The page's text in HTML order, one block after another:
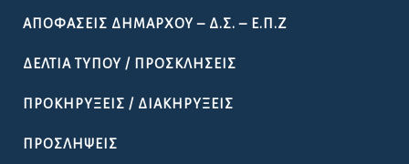
ΑΠΟΦΆΣΕΙΣ ΔΗΜΆΡΧΟΥ – Δ.Σ. – Ε.Π.Ζ
ΔΕΛΤΊΑ ΤΎΠΟΥ / ΠΡΟΣΚΛΉΣΕΙΣ
ΠΡΟΚΗΡΎΞΕΙΣ / ΔΙΑΚΗΡΎΞΕΙΣ
ΠΡΟΣΛΉΨΕΙΣ